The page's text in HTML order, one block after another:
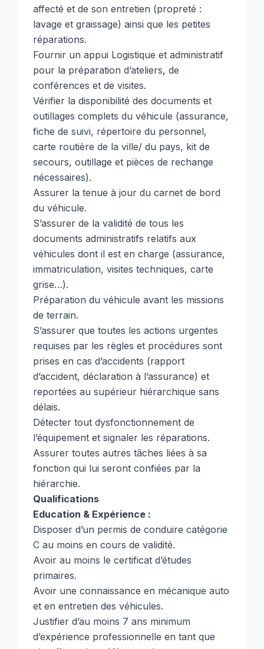
affecté et de son entretien (propreté :
lavage et graissage) ainsi que les petites
réparations.
Fournir un appui Logistique et administratif
pour la préparation d’ateliers, de
conférences et de visites.
Vérifier la disponibilité des documents et
outillages complets du véhicule (assurance,
fiche de suivi, répertoire du personnel,
carte routière de la ville/ du pays, kit de
secours, outillage et pièces de rechange
nécessaires).
Assurer la tenue à jour du carnet de bord
du véhicule.
S’assurer de la validité de tous les
documents administratifs relatifs aux
véhicules dont il est en charge (assurance,
immatriculation, visites techniques, carte
grise…).
Préparation du véhicule avant les missions
de terrain.
S’assurer que toutes les actions urgentes
requises par les règles et procédures sont
prises en cas d’accidents (rapport
d’accident, déclaration à l’assurance) et
reportées au supérieur hiérarchique sans
délais.
Détecter tout dysfonctionnement de
l’équipement et signaler les réparations.
Assurer toutes autres tâches liées à sa
fonction qui lui seront confiées par la
hiérarchie.
Qualifications
Education & Expérience :
Disposer d’un permis de conduire catégorie
C au moins en cours de validité.
Avoir au moins le certificat d’études
primaires.
Avoir une connaissance en mécanique auto
et en entretien des véhicules.
Justifier d’au moins 7 ans minimum
d’expérience professionnelle en tant que